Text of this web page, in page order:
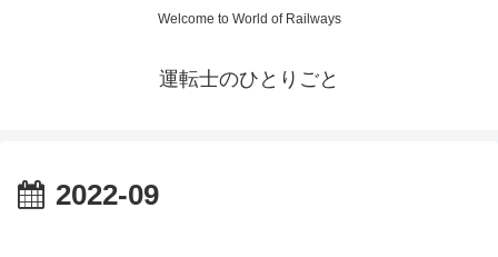
Welcome to World of Railways
運転士のひとりごと
2022-09